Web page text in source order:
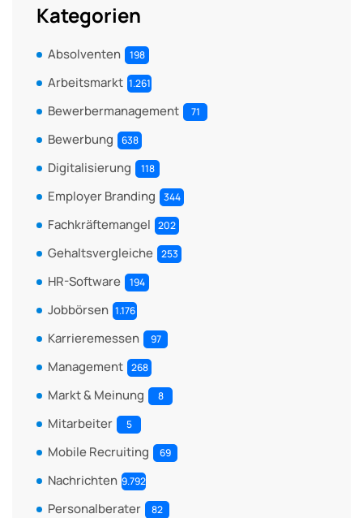
Kategorien
Absolventen 198
Arbeitsmarkt 1.261
Bewerbermanagement 71
Bewerbung 638
Digitalisierung 118
Employer Branding 344
Fachkräftemangel 202
Gehaltsvergleiche 253
HR-Software 194
Jobbörsen 1.176
Karrieremessen 97
Management 268
Markt & Meinung 8
Mitarbeiter 5
Mobile Recruiting 69
Nachrichten 9.792
Personalberater 82